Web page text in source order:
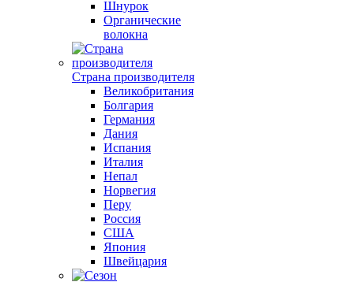
Шнурок
Органические
волокна
Страна производителя
Великобритания
Болгария
Германия
Дания
Испания
Италия
Непал
Норвегия
Перу
Россия
США
Япония
Швейцария